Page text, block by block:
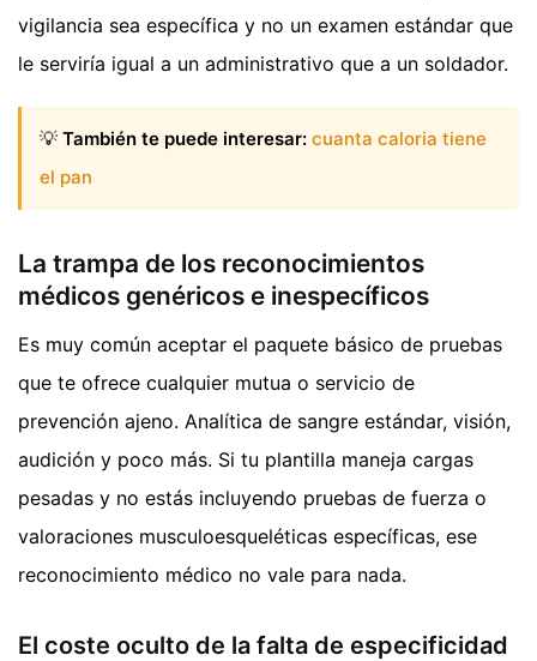
vigilancia sea específica y no un examen estándar que
le serviría igual a un administrativo que a un soldador.
💡 También te puede interesar: cuanta caloria tiene
el pan
La trampa de los reconocimientos
médicos genéricos e inespecíficos
Es muy común aceptar el paquete básico de pruebas
que te ofrece cualquier mutua o servicio de
prevención ajeno. Analítica de sangre estándar, visión,
audición y poco más. Si tu plantilla maneja cargas
pesadas y no estás incluyendo pruebas de fuerza o
valoraciones musculoesqueléticas específicas, ese
reconocimiento médico no vale para nada.
El coste oculto de la falta de especificidad